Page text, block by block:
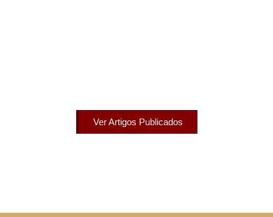
Ver Artigos Publicados